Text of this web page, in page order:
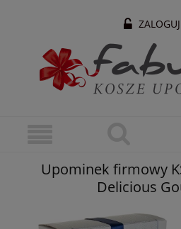
Upominek firmowy
Delicious